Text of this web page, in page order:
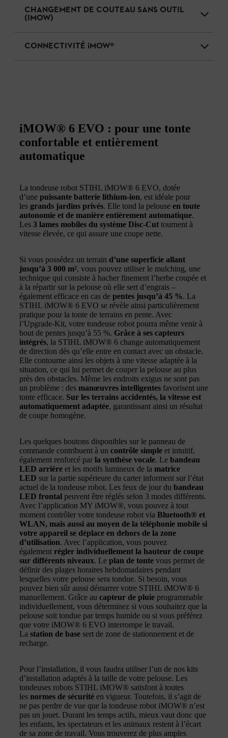
CHANGEMENT DE COUTEAU SANS OUTIL
(IMOW)
CONNECTIVITÉ iMOW®
iMOW® 6 EVO : pour une tonte
confortable et entièrement
automatique
La tondeuse robot STIHL iMOW® 6 EVO, dotée
d’une puissante batterie lithium-ion, est idéale pour
les grands jardins privés. Elle tond la pelouse en toute
autonomie et de manière entièrement automatique.
Les 3 lames mobiles du système Disc-Cut tournent à
vitesse élevée, ce qui assure une coupe nette.
Si vous possédez un terrain d’une superficie allant
jusqu’à 3 000 m², vous pouvez utiliser le mulching, une
technique qui consiste à hacher finement l’herbe coupée et
à la répartir sur la pelouse où elle sert d’engrais –
également efficace en cas de pentes jusqu’à 45 %. La
STIHL iMOW® 6 EVO se révèle ainsi particulièrement
pratique pour la tonte de terrains en pente. Avec
l’Upgrade-Kit, votre tondeuse robot pourra même venir à
bout de pentes jusqu’à 55 %. Grâce à ses capteurs
intégrés, la STIHL iMOW® 6 change automatiquement
de direction dès qu’elle entre en contact avec un obstacle.
Elle contourne ainsi les objets à une vitesse adaptée à la
situation, ce qui lui permet de couper la pelouse au plus
près des obstacles. Même les endroits exigus ne sont pas
un problème : des manœuvres intelligentes favorisent une
tonte efficace. Sur les terrains accidentés, la vitesse est
automatiquement adaptée, garantissant ainsi un résultat
de coupe homogène.
Les quelques boutons disponibles sur le panneau de
commande contribuent à un contrôle simple et intuitif,
également renforcé par la synthèse vocale. Le bandeau
LED arrière et les motifs lumineux de la matrice
LED sur la partie supérieure du carter informent sur l’état
actuel de la tondeuse robot. Les feux de jour du bandeau
LED frontal peuvent être réglés selon 3 modes différents.
Avec l’application MY iMOW®, vous pouvez à tout
moment contrôler votre tondeuse robot via Bluetooth® et
WLAN, mais aussi au moyen de la téléphonie mobile si
votre appareil se déplace en dehors de la zone
d’utilisation. Avec l’application, vous pouvez
également régler individuellement la hauteur de coupe
sur différents niveaux. Le plan de tonte vous permet de
définir des plages horaires hebdomadaires pendant
lesquelles votre pelouse sera tondue. Si besoin, vous
pouvez bien sûr aussi démarrer votre STIHL iMOW® 6
manuellement. Grâce au capteur de pluie programmable
individuellement, vous déterminez si vous souhaitez que la
pelouse soit tondue par temps humide ou si vous préférez
que votre iMOW® 6 EVO interrompe le travail.
La station de base sert de zone de stationnement et de
recharge.
Pour l’installation, il vous faudra utiliser l’un de nos kits
d’installation adaptés à la taille de votre pelouse. Les
tondeuses robots STIHL iMOW® satisfont à toutes
les normes de sécurité en vigueur. Toutefois, il s’agit de
ne pas perdre de vue que la tondeuse robot iMOW® n’est
pas un jouet. Durant les temps actifs, mieux vaut donc que
les enfants, les spectateurs et les animaux restent à l’écart
de sa zone de travail. Vous trouverez de plus amples